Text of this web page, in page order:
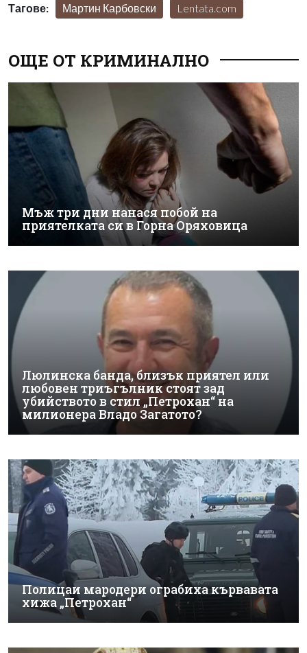
Тагове: Мартин Карбовски Lentata.com
ОЩЕ ОТ КРИМИНАЛНО
Мъж три дни нанася побой на
приятелката си в Горна Оряховица
Люлинска банда, близък приятел или
любовен триъгълник стоят зад
убийството в стил „Петрохан“ на
милионера Владо Загатото?
Полицаи мародери ограбиха кървавата
хижа „Петрохан“